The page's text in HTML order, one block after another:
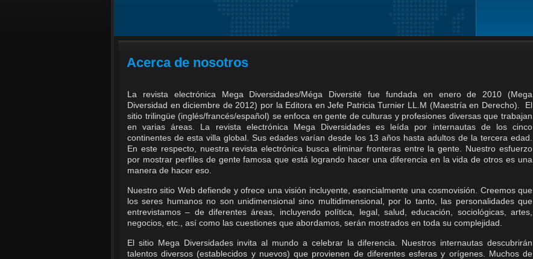
Acerca de nosotros
La revista electrónica Mega Diversidades/Méga Diversité fue fundada en enero de 2010 (Mega
Diversidad en diciembre de 2012) por la Editora en Jefe Patricia Turnier LL.M (Maestría en Derecho). El
sitio trilingüe (inglés/francés/español) se enfoca en gente de culturas y profesiones diversas que trabajan
en varias áreas. La revista electrónica Mega Diversidades es leída por internautas de los cinco
continentes de esta villa global. Sus edades varían desde los 13 años hasta adultos de la tercera edad.
En este respecto, nuestra revista electrónica busca eliminar fronteras entre la gente. Nuestro esfuerzo
por mostrar perfiles de gente famosa que está logrando hacer una diferencia en la vida de otros es una
manera de hacer eso.
Nuestro sitio Web defiende y ofrece una visión incluyente, esencialmente una cosmovisión. Creemos que
los seres humanos no son unidimensional sino multidimensional, por lo tanto, las personalidades que
entrevistamos – de diferentes áreas, incluyendo política, legal, salud, educación, sociológicas, artes,
negocios, etc., así como las cuestiones que abordamos, serán mostrados en toda su complejidad.
El sitio Mega Diversidades invita al mundo a celebrar la diferencia. Nuestros internautas descubrirán
talentos diversos (establecidos y nuevos) que provienen de diferentes esferas y orígenes. Muchos de